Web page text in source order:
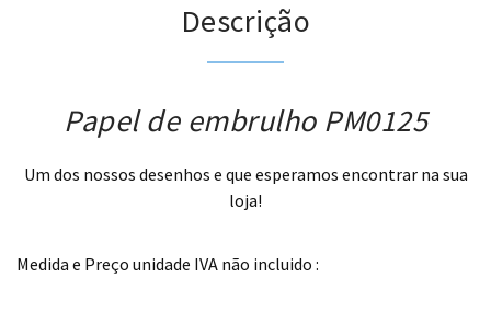
Descrição
Papel de embrulho PM0125
Um dos nossos desenhos e que esperamos encontrar na sua
loja!
Medida e Preço unidade IVA não incluido :